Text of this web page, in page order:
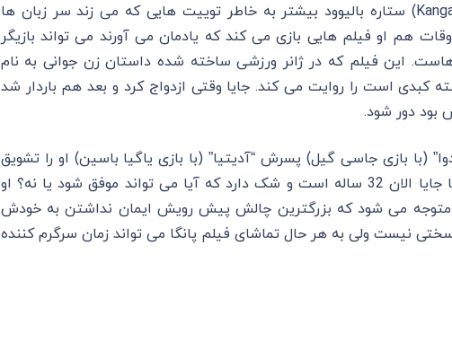
با این روزها اسم کانگانا رانات (Kangana Ranaut) ستاره بالیوود بیشتر به خاطر توییت هایی که می زند سر زبان ها
هم او فیلم هایی بازی می کند که یادمان می آورند می تواند بازیگر
این فیلم که در ژانر ورزشی ساخته شده داستان زن جوانی به نام
کبدی است را روایت می کند. جایا وقتی ازدواج کرد و بعد هم باردار شد
بود دور شود.
(با بازی جاسی گیل) پسرش “آدیتیا” (با بازی یاگیا باسین) او را تشویق
می کنند که دوباره به عرصه کبدی برگردد. اما جایا الان 32 ساله است و شک دارد که آیا می تواند موفق شود یا نه؟ او
متوجه می شود که بزرگترین چالش پیش رویش ایمان نداشتن به خودش
نیست ولی به هر حال تماشای فیلم پانگا می تواند زمان سرگرم کننده